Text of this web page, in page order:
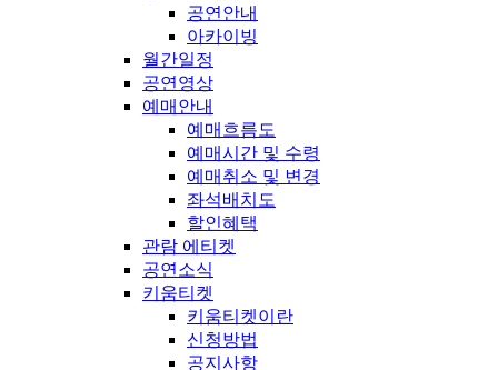
공연안내
아카이빙
월간일정
공연영상
예매안내
예매흐름도
예매시간 및 수령
예매취소 및 변경
좌석배치도
할인혜택
관람 에티켓
공연소식
키움티켓
키움티켓이란
신청방법
공지사항